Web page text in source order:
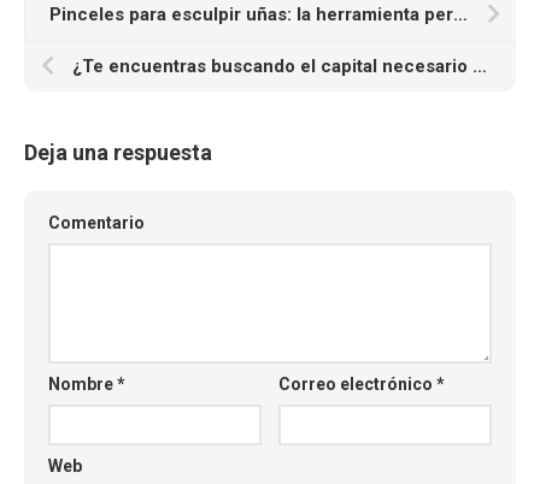
Pinceles para esculpir uñas: la herramienta perfecta para lograr una manicura envidiable
¿Te encuentras buscando el capital necesario para impulsar el crecimiento y el éxito de tu empresa? En Bagger Capital, estamos aquí para ofrecerte las soluciones financieras que necesitas
Deja una respuesta
Comentario
Nombre* Correo electrónico*
Web